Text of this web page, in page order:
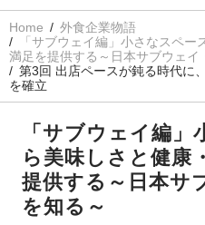
Home
外食企業物語
「サブウェイ編」小さなスペ
満足を提供する～日本サブウェイ
第3回 出店ペースが鈍る時代に
を確立
「サブウェイ編
ら美味しさと健康
提供する～日本サ
を知る～